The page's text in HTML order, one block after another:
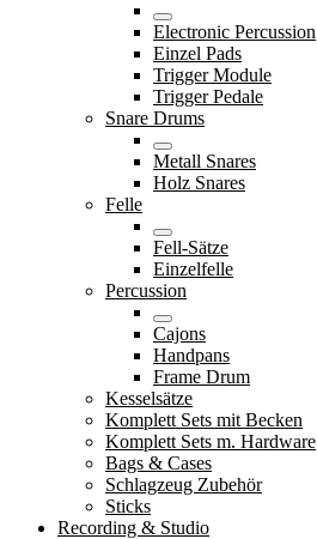
Electronic Percussion
Einzel Pads
Trigger Module
Trigger Pedale
Snare Drums
Metall Snares
Holz Snares
Felle
Fell-Sätze
Einzelfelle
Percussion
Cajons
Handpans
Frame Drum
Kesselsätze
Komplett Sets mit Becken
Komplett Sets m. Hardware
Bags & Cases
Schlagzeug Zubehör
Sticks
Recording & Studio